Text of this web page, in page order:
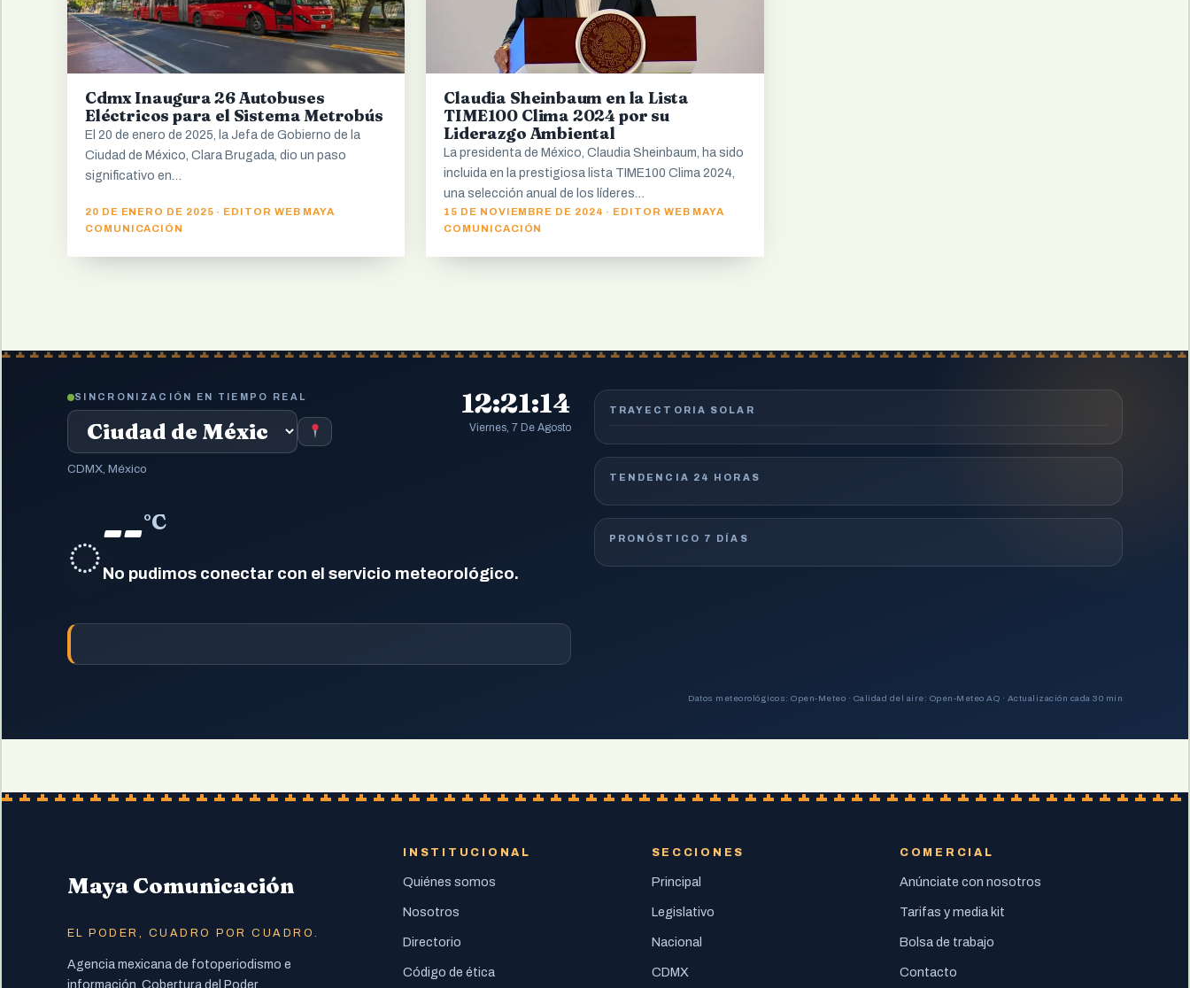
Cdmx Inaugura 26 Autobuses
Eléctricos para el Sistema Metrobús
El 20 de enero de 2025, la Jefa de Gobierno de la
Ciudad de México, Clara Brugada, dio un paso
significativo en…
20 DE ENERO DE 2025 · EDITOR WEB MAYA
COMUNICACIÓN
Claudia Sheinbaum en la Lista
TIME100 Clima 2024 por su
Liderazgo Ambiental
La presidenta de México, Claudia Sheinbaum, ha sido
incluida en la prestigiosa lista TIME100 Clima 2024,
una selección anual de los líderes…
15 DE NOVIEMBRE DE 2024 · EDITOR WEB MAYA
COMUNICACIÓN
SINCRONIZACIÓN EN TIEMPO REAL
CDMX, México
12:21:15
Viernes, 7 De Agosto
◌--°C
No pudimos conectar con el servicio meteorológico.
TRAYECTORIA SOLAR
TENDENCIA 24 HORAS
PRONÓSTICO 7 DÍAS
Datos meteorológicos: Open-Meteo · Calidad del aire: Open-Meteo AQ · Actualización cada 30 min
Maya Comunicación
EL PODER, CUADRO POR CUADRO.
Agencia mexicana de fotoperiodismo e
información. Cobertura del Poder
INSTITUCIONAL
Quiénes somos
Nosotros
Directorio
Código de ética
SECCIONES
Principal
Legislativo
Nacional
CDMX
COMERCIAL
Anúnciate con nosotros
Tarifas y media kit
Bolsa de trabajo
Contacto